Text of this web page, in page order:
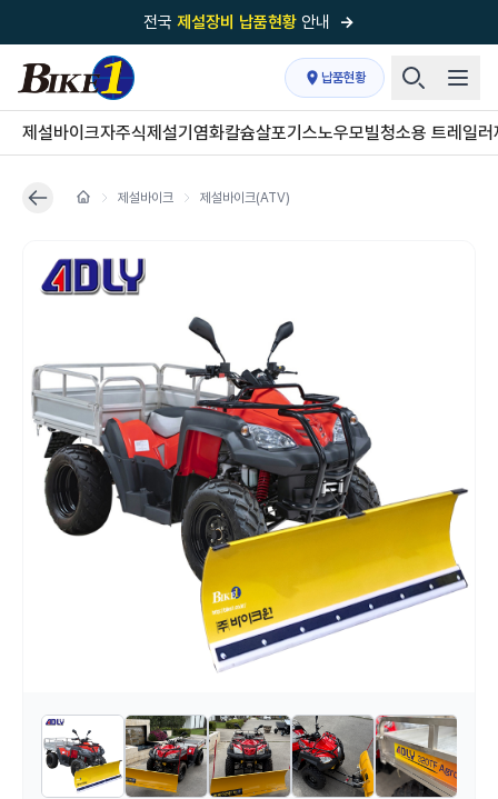
전국 제설장비 납품현황 안내 →
국내 1위 제설장비 제작 전문업체 (주)바이크원
제설 현장의 정답!다목적 차량의 표준!
전국제설장비 납품현황안내→
'국내 유일'의 특허 제설 시스템
납품현황
제설바이크자주식제설기 염화칼슘살포기 스노우모빌청소용 트레일러
제설바이크 제설바이크(ATV)